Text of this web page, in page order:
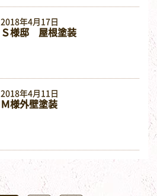
2018年4月17日
Ｓ様邸 屋根塗装
2018年4月11日
Ｍ様外壁塗装